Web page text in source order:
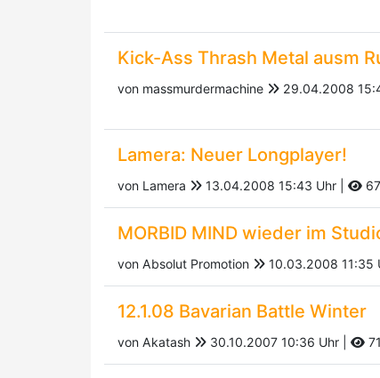
Kick-Ass Thrash Metal ausm
von massmurdermachine 29.04.2008
Lamera: Neuer Longplayer!
von Lamera 13.04.2008 15:43 Uhr |
MORBID MIND wieder im
von Absolut Promotion 10.03.2008 11:35
12.1.08 Bavarian Battle Winter
von Akatash 30.10.2007 10:36 Uhr |